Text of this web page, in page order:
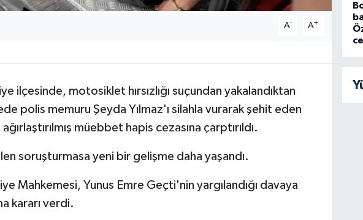
A- A+
ilçesinde, motosiklet hırsızlığı suçundan yakalandıktan
polis memuru Şeyda Yılmaz'ı silahla vurarak şehit eden
müebbet hapis cezasına çarptırıldı.
soruşturmasa yeni bir gelişme daha yaşandı.
Mahkemesi, Yunus Emre Geçti'nin yargılandığı davaya
kararı verdi.